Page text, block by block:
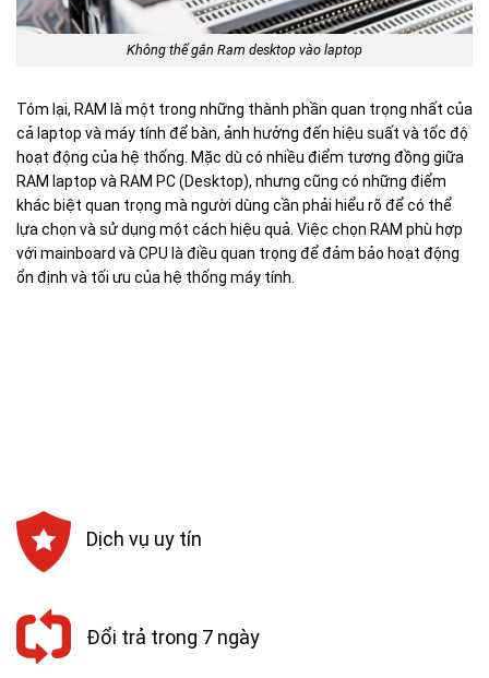
Không thể gắn Ram desktop vào laptop
Tóm lại, RAM là một trong những thành phần quan trọng nhất của
cả laptop và máy tính để bàn, ảnh hưởng đến hiệu suất và tốc độ
hoạt động của hệ thống. Mặc dù có nhiều điểm tương đồng giữa
RAM laptop và RAM PC (Desktop), nhưng cũng có những điểm
khác biệt quan trọng mà người dùng cần phải hiểu rõ để có thể
lựa chọn và sử dụng một cách hiệu quả. Việc chọn RAM phù hợp
với mainboard và CPU là điều quan trọng để đảm bảo hoạt động
ổn định và tối ưu của hệ thống máy tính.
Dịch vụ uy tín
Đổi trả trong 7 ngày